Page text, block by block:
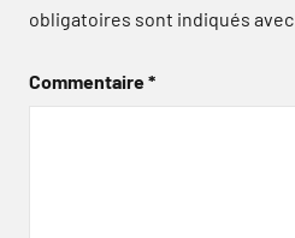
obligatoires sont indiqués avec
Commentaire*